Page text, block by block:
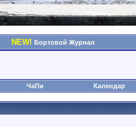
NEW! Бортовой Журнал
ЧаПи Календар